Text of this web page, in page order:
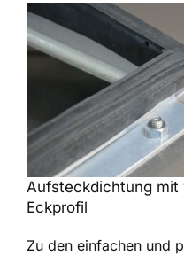
Aufsteckdichtung mit
Eckprofil
Zu den einfachen und